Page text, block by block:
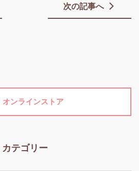
次の記事へ
オンラインストア
カテゴリー